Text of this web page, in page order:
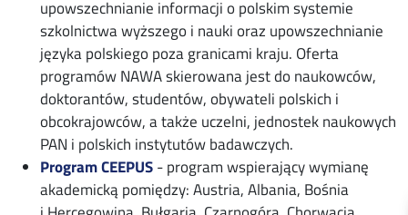
upowszechnianie informacji o polskim systemie
szkolnictwa wyższego i nauki oraz upowszechnianie
języka polskiego poza granicami kraju. Oferta
programów NAWA skierowana jest do naukowców,
doktorantów, studentów, obywateli polskich i
obcokrajowców, a także uczelni, jednostek naukowych
PAN i polskich instytutów badawczych.
Program CEEPUS- program wspierający wymianę
akademicką pomiędzy: Austria, Albania, Bośnia